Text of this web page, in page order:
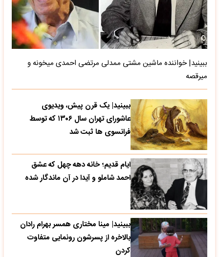
ببینید| خواننده ماشین مشتی ممدلی مرتضی احمدی میخونه و
میرقصه
ببینید| یک قرن پیش، ویدیوی
عاشورای تهران سال ۱۳۰۶ که توسط
فرانسوی ها ثبت شد
ایام قدیم؛ خانه دهه چهل که عشق
احمد شاملو و آیدا در آن ماندگار شده
ببینید| مینا مختاری همسر بهرام رادان
بالاخره از پسرشون رونمایی متفاوت
کردن